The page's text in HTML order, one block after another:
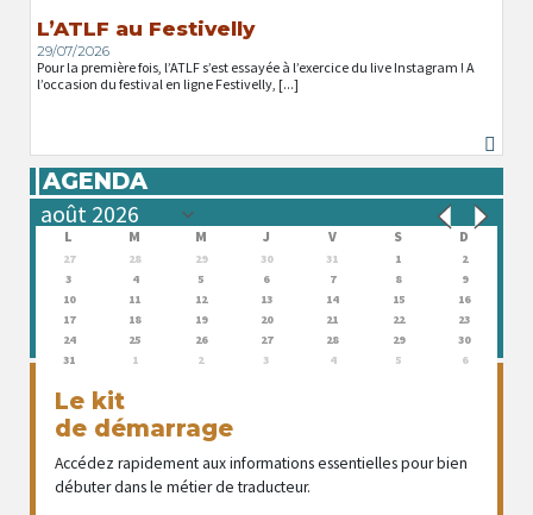
L’ATLF au Festivelly
29/07/2026
Pour la première fois, l’ATLF s’est essayée à l’exercice du live Instagram ! A
l’occasion du festival en ligne Festivelly, [...]
AGENDA
L M M J V S D
27 28 29 30 31 1
2
3
4 5 6 7 8
9
10
11 12 13 14 15
16
17
18 19 20 21 22
23
24
25 26 27 28 29
30
31
1 2 3 4 5 6
Le kit
de démarrage
Accédez rapidement aux informations essentielles pour bien
débuter dans le métier de traducteur.